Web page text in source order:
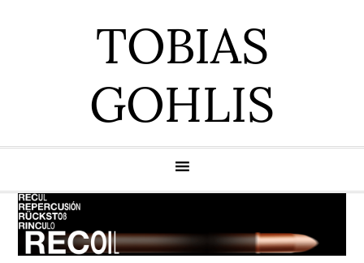
TOBIAS
GOHLIS